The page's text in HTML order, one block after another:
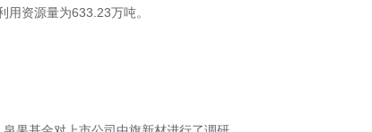
资源量为633.23万吨。